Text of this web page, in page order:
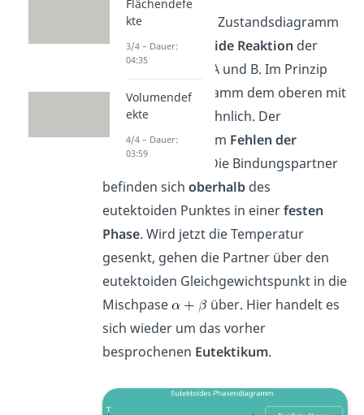
Das nachfolgende Zustandsdiagramm
zeigt eineeutektoide Reaktion der
Bindungspartner A und B. Im Prinzip
sieht dieses Diagramm dem oberen mit
Eutektikum sehr ähnlich. Der
Unterschied liegt im Fehlen der
. Die Bindungspartner
befinden sichoberhalb des
eutektoiden Punktes in einerfesten
Phase. Wird jetzt die Temperatur
gesenkt, gehen die Partner über den
eutektoiden Gleichgewichtspunkt in die
Mischpase
über. Hier handelt es
sich wieder um das vorher
besprochenen Eutektikum.
Flächendefe
kte
3/4 – Dauer:
04:35
Volumendef
ekte
4/4 – Dauer:
03:59